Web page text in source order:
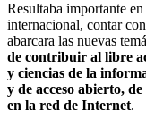
Resultaba importante
internacional, contar
abarcara las nuevas
de contribuir al libre
y ciencias de la
y de acceso abierto,
en la red de Internet.